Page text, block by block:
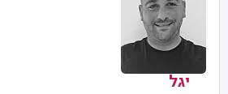
יגל